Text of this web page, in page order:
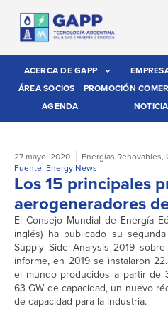
ACERCA DE GAPP
ÁREA SOCIOS
PROMOCIÓN
AGENDA
27 mayo, 2020 Energías Renovables,
Fuente: Energy News
Los 15 principales
aerogeneradores
El Consejo Mundial de Energía
inglés) ha publicado su
Supply Side Analysis 2019
informe, en 2019 se instalaron
el mundo producidos a partir de
63 GW de capacidad, un nuevo
de capacidad para la industria.